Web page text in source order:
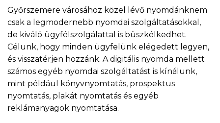
Győrszemere városához közel lévő nyomdánknem
csak a legmodernebb nyomdai szolgáltatásokkal,
de kiváló ügyfélszolgálattal is büszkélkedhet.
Célunk, hogy minden ügyfelünk elégedett legyen,
és visszatérjen hozzánk. A digitális nyomda mellett
számos egyéb nyomdai szolgáltatást is kínálunk,
mint például könyvnyomtatás, prospektus
nyomtatás, plakát nyomtatás és egyéb
reklámanyagok nyomtatása.